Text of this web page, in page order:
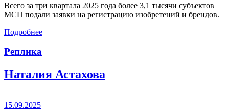
Всего за три квартала 2025 года более 3,1 тысячи субъектов
МСП подали заявки на регистрацию изобретений и брендов.
Подробнее
Реплика
Наталия Астахова
15.09.2025